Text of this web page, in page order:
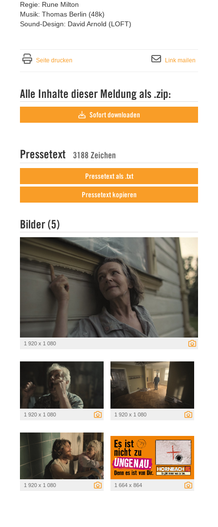
Regie: Rune Milton
Musik: Thomas Berlin (48k)
Sound-Design: David Arnold (LOFT)
Seite drucken Link mailen
Alle Inhalte dieser Meldung als .zip:
Sofort downloaden
Pressetext 3188 Zeichen
Pressetext als .txt
Pressetext kopieren
Bilder (5)
1 920 x 1 080
1 920 x 1 080 1 920 x 1 080
1 920 x 1 080 1 664 x 864